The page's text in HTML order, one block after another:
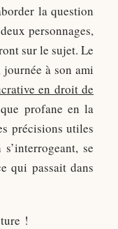
la question
personnages,
sur le sujet. Le
à son ami
en droit de
profane en la
précisions utiles
se
qui passait dans
!